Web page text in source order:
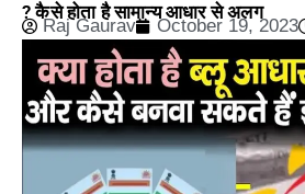
? कैसे होता है सामान्य आधार से अलग
Raj Gaurav October 19, 2023